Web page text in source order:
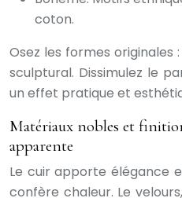
coton.
Osez les formes originales
sculptural. Dissimulez le
un effet pratique et
Matériaux nobles et
apparente
Le cuir apporte élégance
confère chaleur. Le